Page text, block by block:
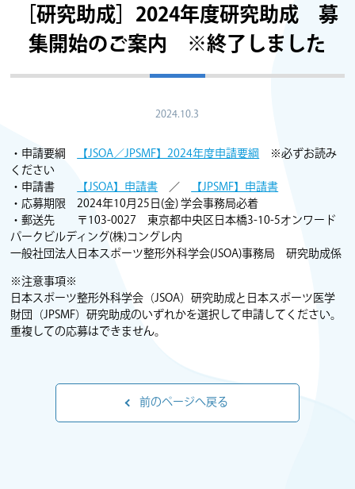
［研究助成］2024年度研究助成 募
集開始のご案内 ※終了しました
2024.10.3
・申請要綱【JSOA／JPSMF】2024年度申請要綱
※必ずお読み
ください
・申請書【JSOA】申請書／【JPSMF】申請書
・応募期限 2024年10月25日(金) 学会事務局必着
・郵送先 〒103-0027 東京都中央区日本橋3-10-5オンワード
パークビルディング(株)コングレ内
一般社団法人日本スポーツ整形外科学会(JSOA)事務局 研究助成係
※注意事項※
日本スポーツ整形外科学会（JSOA）研究助成と日本スポーツ医学
財団（JPSMF）研究助成のいずれかを選択して申請してください。
重複しての応募はできません。
前のページへ戻る